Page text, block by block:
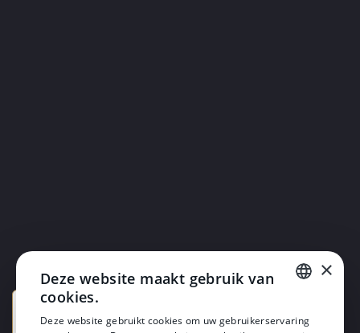
×
Deze website maakt gebruik van
cookies.
Deze website gebruikt cookies om uw gebruikerservaring